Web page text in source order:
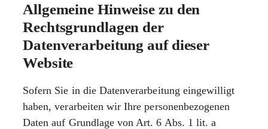
Allgemeine Hinweise zu den
Rechtsgrundlagen der
Datenverarbeitung auf dieser
Website
Sofern Sie in die Datenverarbeitung eingewilligt
haben, verarbeiten wir Ihre personenbezogenen
Daten auf Grundlage von Art. 6 Abs. 1 lit. a